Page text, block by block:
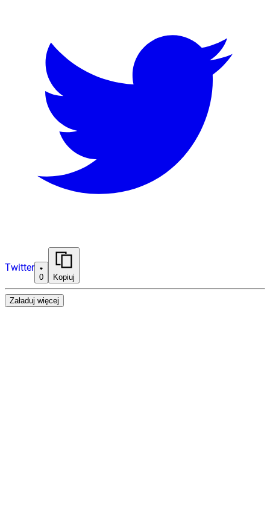
Twitter
0 Kopiuj
Załaduj więcej